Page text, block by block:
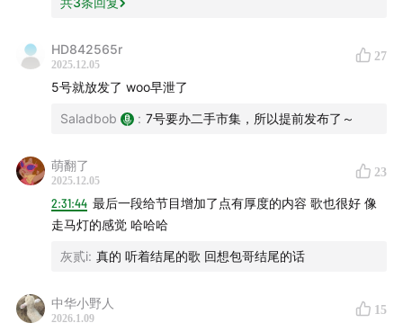
小时候讨厌现在喜欢的食物
你相信食物能治愈吗
如果你开一家餐厅，会长什么样子
在不同城市生活，审美会变化吗？
HD842565r
2025.12.05
27
5号就放发了 woo早泄了
Saladbob : 7号要办二手市集，所以提前发布了～
萌翻了
2025.12.05
23
2:31:44 最后一段给节目增加了点有厚度的内容 歌也很好 像
走马灯的感觉 哈哈哈
灰贰i: 真的 听着结尾的歌 回想包哥结尾的话
中华小野人
2026.1.09
15